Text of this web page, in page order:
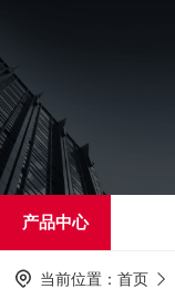
产品中心
当前位置： 首页